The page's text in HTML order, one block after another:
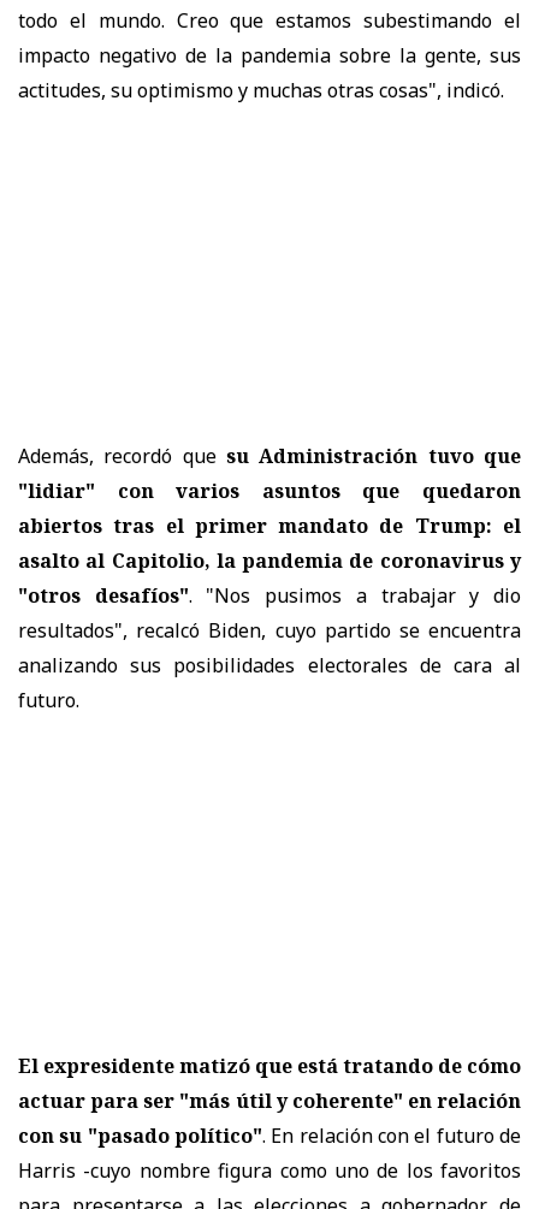
todo el mundo. Creo que estamos subestimando el
impacto negativo de la pandemia sobre la gente, sus
actitudes, su optimismo y muchas otras cosas", indicó.
Además, recordó que su Administración tuvo que
"lidiar" con varios asuntos que quedaron
abiertos tras el primer mandato de Trump: el
asalto al Capitolio, la pandemia de coronavirus y
"otros desafíos". "Nos pusimos a trabajar y dio
resultados", recalcó Biden, cuyo partido se encuentra
analizando sus posibilidades electorales de cara al
futuro.
El expresidente matizó que está tratando de cómo
actuar para ser "más útil y coherente" en relación
con su "pasado político". En relación con el futuro de
Harris -cuyo nombre figura como uno de los favoritos